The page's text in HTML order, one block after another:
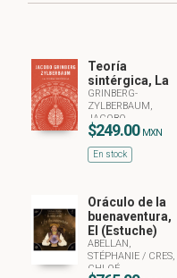
Teoría
sintérgica, La
GRINBERG-
ZYLBERBAUM,
JACOBO
$249.00 MXN
En stock
Oráculo de la
buenaventura,
El (Estuche)
ABELLAN,
STÉPHANIE/ CRES,
CHLOÉ